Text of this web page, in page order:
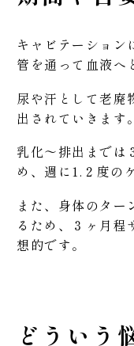
キャビテーション
管を通って血液へ
尿や汗として老廃
出されていきます。
乳化～排出までは
め、週に1.２度の
また、身体のター
るため、３ヶ月程
想的です。
どういう